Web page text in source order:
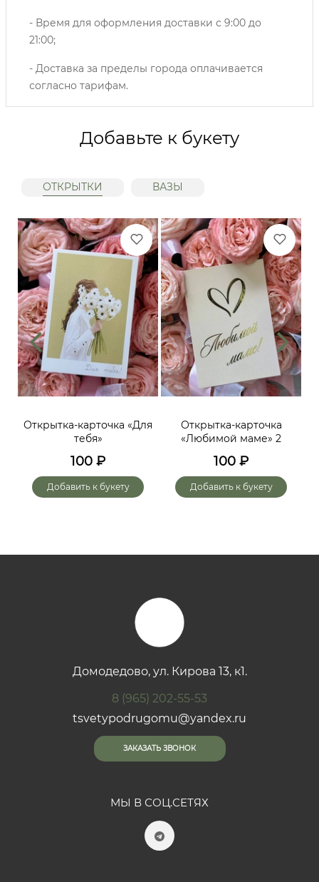
- Время для оформления доставки с 9:00 до
21:00;
- Доставка за пределы города оплачивается
согласно тарифам.
Добавьте к букету
ОТКРЫТКИ ВАЗЫ
Открытка-карточка «Для
тебя»
100 ₽
Добавить к букету
Открытка-карточка
«Любимой маме» 2
100 ₽
Добавить к букету
Домодедово, ул. Кирова 13, к1.
8 (965) 202-55-53
tsvetypodrugomu@yandex.ru
ЗАКАЗАТЬ ЗВОНОК
МЫ В СОЦ.СЕТЯХ